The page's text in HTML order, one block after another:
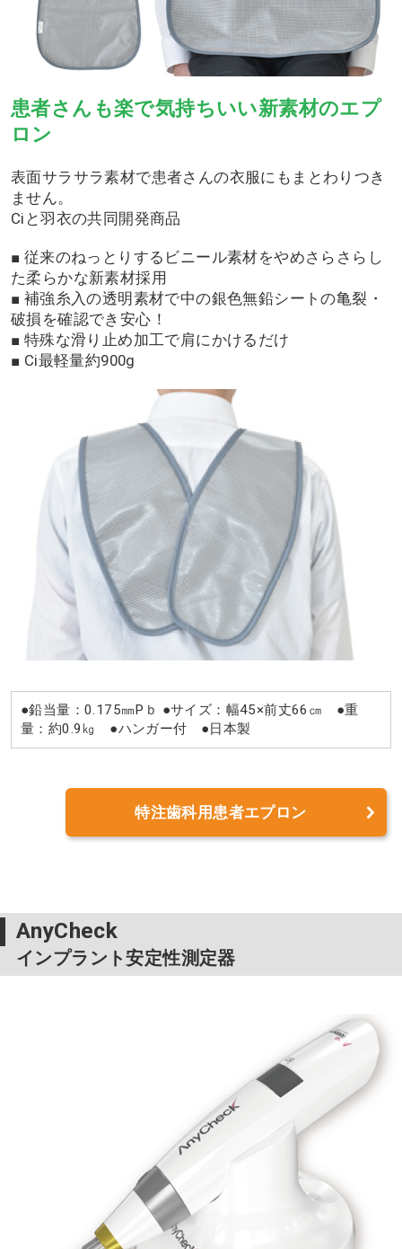
患者さんも楽で気持ちいい新素材のエプ
ロン
表面サラサラ素材で患者さんの衣服にもまとわりつき
ません。
Ciと羽衣の共同開発商品
■ 従来のねっとりするビニール素材をやめさらさらし
た柔らかな新素材採用
■ 補強糸入の透明素材で中の銀色無鉛シートの亀裂・
破損を確認でき安心！
■ 特殊な滑り止め加工で肩にかけるだけ
■ Ci最軽量約900g
●鉛当量：0.175㎜Pｂ ●サイズ：幅45×前丈66㎝ ●重
量：約0.9㎏ ●ハンガー付 ●日本製
特注歯科用患者エプロン
AnyCheck
インプラント安定性測定器